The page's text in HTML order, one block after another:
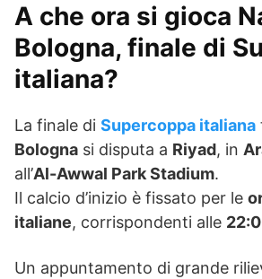
A che ora si gioca
Bologna, finale di
italiana?
La finale di Supercoppa italiana
Bologna si disputa a Riyad, in
all’Al-Awwal Park Stadium.
Il calcio d’inizio è fissato per le
italiane, corrispondenti alle
Un appuntamento di grande